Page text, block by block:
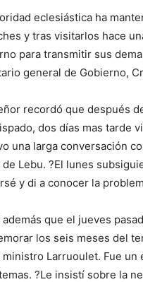
eclesiástica ha
y tras visitarlos hace
para transmitir sus
general de Gobierno,
recordó que después
dos días mas tarde
una larga conversación
de Lebu. ?El lunes
y di a conocer la
además que el jueves
los seis meses del
Larruoulet. Fue un
?Le insistí sobre la